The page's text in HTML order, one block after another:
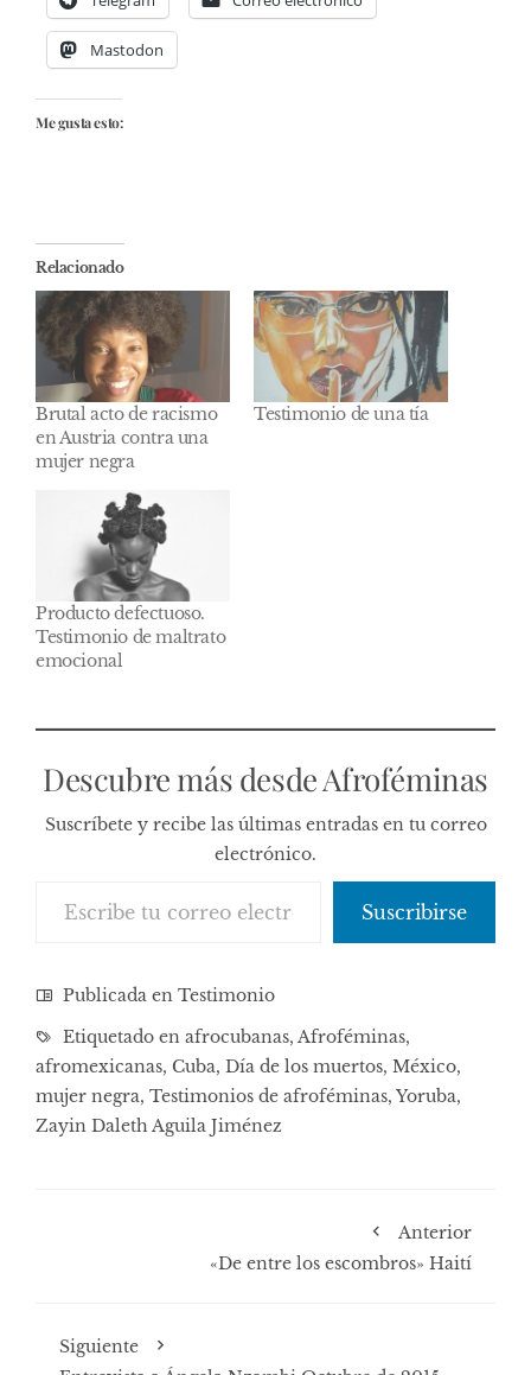
Mastodon
Me gusta esto:
Relacionado
Brutal acto de racismo
en Austria contra una
mujer negra
Testimonio de una tía
Producto defectuoso.
Testimonio de maltrato
emocional
Descubre más desde Afroféminas
Suscríbete y recibe las últimas entradas en tu correo
electrónico.
Suscribirse
Publicada en Testimonio
Etiquetado en afrocubanas, Afroféminas,
afromexicanas, Cuba, Día de los muertos, México,
mujer negra, Testimonios de afroféminas, Yoruba,
Zayin Daleth Aguila Jiménez
Anterior
«De entre los escombros» Haití
Siguiente